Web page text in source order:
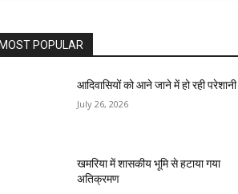
POPULAR
आदिवासियों को आने जाने में हो रही परेशानी
July 26, 2026
खमरिया में शासकीय भूमि से हटाया गया
अतिक्रमण